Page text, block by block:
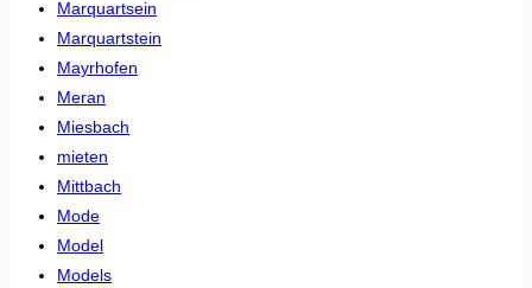
Marquartsein
Marquartstein
Mayrhofen
Meran
Miesbach
mieten
Mittbach
Mode
Model
Models